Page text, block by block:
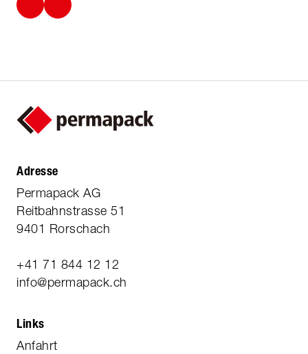
Adresse
Permapack AG
Reitbahnstrasse 51
9401 Rorschach
+41 71 844 12 12
info@permapack.ch
Links
Anfahrt